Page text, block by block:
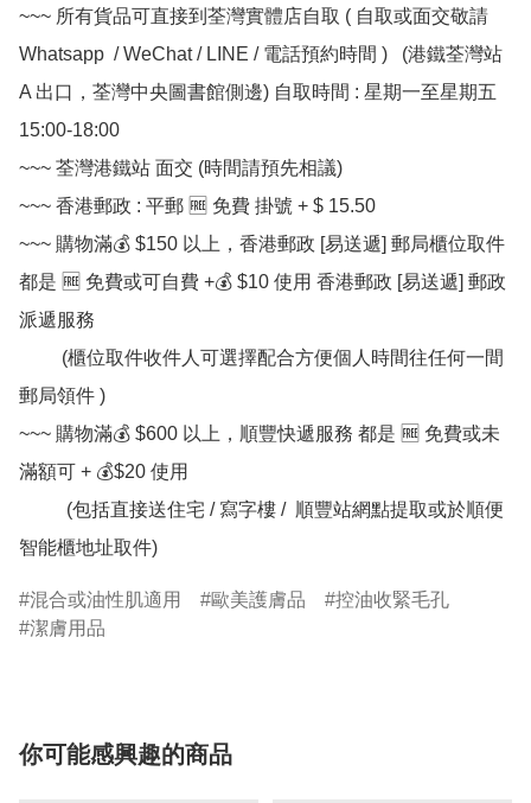
~~~ 所有貨品可直接到荃灣實體店自取 ( 自取或面交敬請
Whatsapp  / WeChat / LINE / 電話預約時間 )   (港鐵荃灣站
A 出口，荃灣中央圖書館側邊) 自取時間 : 星期一至星期五
15:00-18:00
~~~ 荃灣港鐵站 面交 (時間請預先相議)
~~~ 香港郵政 : 平郵 🆓 免費 掛號 + $ 15.50
~~~ 購物滿💰 $150 以上，香港郵政 [易送遞] 郵局櫃位取件
都是 🆓 免費或可自費 +💰 $10 使用 香港郵政 [易送遞] 郵政
派遞服務
郵局領件 )
~~~ 購物滿💰 $600 以上，順豐快遞服務 都是 🆓 免費或未
滿額可 + 💰$20 使用
智能櫃地址取件)
混合或油性肌適用 歐美護膚品
控油收緊毛孔
潔膚用品
你可能感興趣的商品